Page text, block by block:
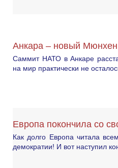
Анкара – новый Мюнхен
Саммит НАТО в Анкаре
на мир практически не
Европа покончила со
Как долго Европа читала
демократии! И вот наступил